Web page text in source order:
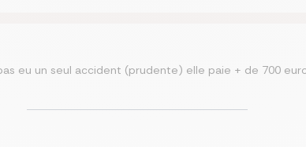
eu un seul accident (prudente) elle paie + de 700